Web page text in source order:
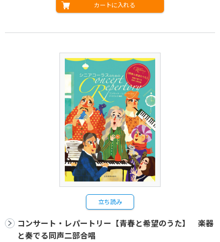
カートに入れる
立ち読み
コンサート・レパートリー【青春と希望のうた】 楽器
と奏でる同声二部合唱